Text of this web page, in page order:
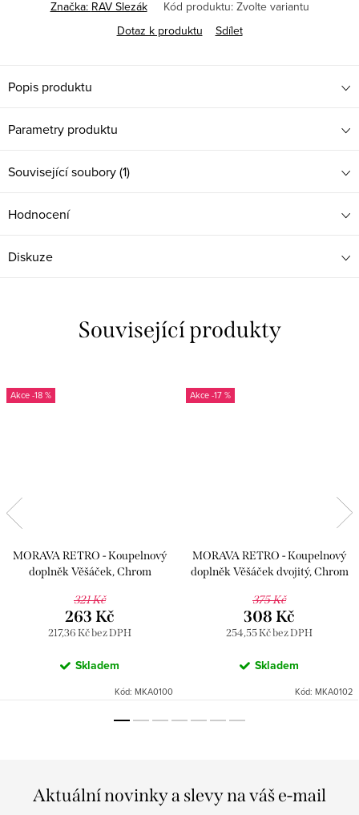
Značka: RAV Slezák Kód produktu: Zvolte variantu
Dotaz k produktu
Sdílet
Popis produktu
Parametry produktu
Související soubory (1)
Hodnocení
Diskuze
Související produkty
-18 %
MORAVA RETRO - Koupelnový
doplněk Věšáček, Chrom
321 Kč
217,36 Kč bez DPH
263 Kč
Skladem
Kód: MKA0100
-17 %
MORAVA RETRO - Koupelnový
doplněk Věšáček dvojitý, Chrom
375 Kč
254,55 Kč bez DPH
308 Kč
Skladem
Kód: MKA0102
Aktuální novinky a slevy na váš e-mail